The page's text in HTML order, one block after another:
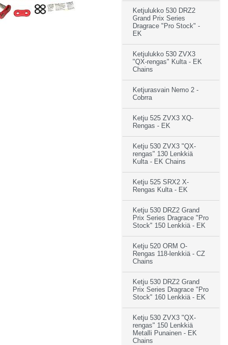
Ketjulukko 530 DRZ2
Grand Prix Series
Dragrace "Pro Stock" -
EK
Ketjulukko 530 ZVX3
"QX-rengas" Kulta - EK
Chains
Ketjurasvain Nemo 2 -
Cobrra
Ketju 525 ZVX3 XQ-
Rengas - EK
Ketju 530 ZVX3 "QX-
rengas" 130 Lenkkiä
Kulta - EK Chains
Ketju 525 SRX2 X-
Rengas Kulta - EK
Ketju 530 DRZ2 Grand
Prix Series Dragrace "Pro
Stock" 150 Lenkkiä - EK
Ketju 520 ORM O-
Rengas 118-lenkkiä - CZ
Chains
Ketju 530 DRZ2 Grand
Prix Series Dragrace "Pro
Stock" 160 Lenkkiä - EK
Ketju 530 ZVX3 "QX-
rengas" 150 Lenkkiä
Metalli Punainen - EK
Chains